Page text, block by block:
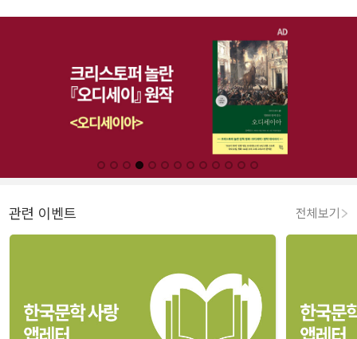
관련 이벤트 전체보기